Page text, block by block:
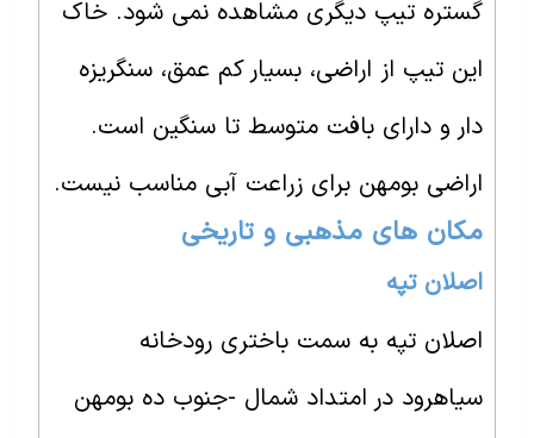
گستره تیپ دیگری مشاهده نمی شود. خاک
این تیپ از اراضی، بسیار کم عمق، سنگریزه
دار و دارای بافت متوسط تا سنگین است.
اراضی بومهن برای زراعت آبی مناسب نیست.
مکان های مذهبی و تاریخی
اصلان تپه
اصلان تپه به سمت باختری رودخانه
سیاهرود در امتداد شمال -جنوب ده بومهن